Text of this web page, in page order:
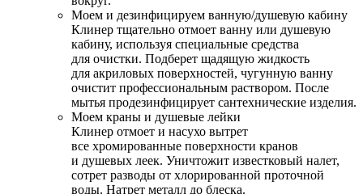
Моем и дезинфицируем ванную/душевую кабину
Клинер тщательно отмоет ванну или душевую
кабину, используя специальные средства
для очистки. Подберет щадящую жидкость
для акриловых поверхностей, чугунную ванну
очистит профессиональным раствором. После
мытья продезинфицирует сантехнические изделия.
Моем краны и душевые лейки
Клинер отмоет и насухо вытрет
все хромированные поверхности кранов
и душевых леек. Уничтожит известковый налет,
сотрет разводы от хлорированной проточной
воды. Натрет металл до блеска.